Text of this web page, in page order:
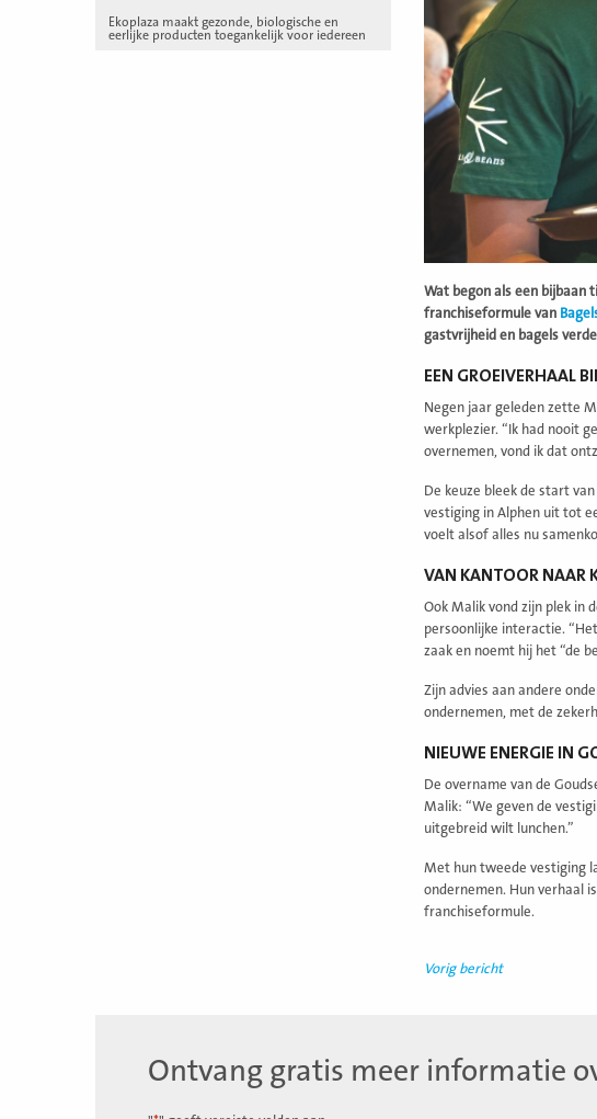
Ekoplaza maakt gezonde, biologische en
eerlijke producten toegankelijk voor iedereen
Wat begon als een bijbaan
franchiseformule van
gastvrijheid en bagels
EEN GROEIVERHAAL
Negen jaar geleden zette
werkplezier. “Ik had nooit
overnemen, vond ik dat
De keuze bleek de start
vestiging in Alphen uit tot
voelt alsof alles nu
VAN KANTOOR NAAR
Ook Malik vond zijn plek in
persoonlijke interactie.
zaak en noemt hij het “de
Zijn advies aan andere
ondernemen, met de
NIEUWE ENERGIE IN
De overname van de
Malik: “We geven de
uitgebreid wilt lunchen.”
Met hun tweede vestiging
ondernemen. Hun verhaal
franchiseformule.
Vorig bericht
Ontvang gratis meer informatie